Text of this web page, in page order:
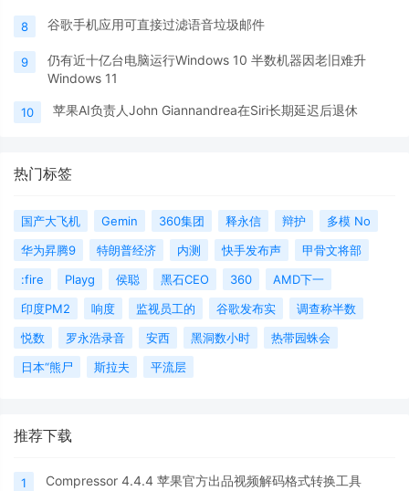
8 谷歌手机应用可直接过滤语音垃圾邮件
9
仍有近十亿台电脑运行Windows 10 半数机器因老旧难升
Windows 11
10 苹果AI负责人John Giannandrea在Siri长期延迟后退休
热门标签
国产大飞机 Gemin 360集团 释永信 辩护
多模 No
华为昇腾9
特朗普经济 内测 快手发布声
甲骨文将部
:fire
Playg 侯聪 黑石CEO 360
AMD下一
印度PM2
响度 监视员工的 谷歌发布实
调查称半数
悦数
罗永浩录音 安西 黑洞数小时
热带园蛛会
日本“熊尸
斯拉夫 平流层
推荐下载
1 Compressor 4.4.4 苹果官方出品视频解码格式转换工具